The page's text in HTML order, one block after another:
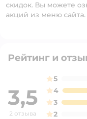
скидок. Вы можете
акций из меню сайта.
Рейтинг и
3,5
2 отзыва
5
4
3
2